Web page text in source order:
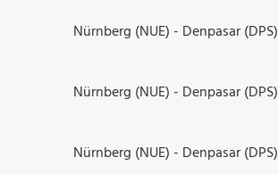
Nürnberg (NUE) - Denpasar (DPS)
Nürnberg (NUE) - Denpasar (DPS)
Nürnberg (NUE) - Denpasar (DPS)